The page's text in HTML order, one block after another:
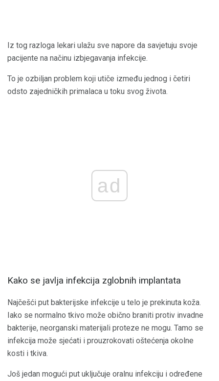
Iz tog razloga lekari ulažu sve napore da savjetuju svoje
pacijente na načinu izbjegavanja infekcije.
To je ozbiljan problem koji utiče između jednog i četiri
odsto zajedničkih primalaca u toku svog života.
ad
Kako se javlja infekcija zglobnih implantata
Najčešći put bakterijske infekcije u telo je prekinuta koža.
Iako se normalno tkivo može obično braniti protiv invadne
bakterije, neorganski materijali proteze ne mogu. Tamo se
infekcija može sjećati i prouzrokovati oštećenja okolne
kosti i tkiva.
Još jedan mogući put uključuje oralnu infekciju i određene